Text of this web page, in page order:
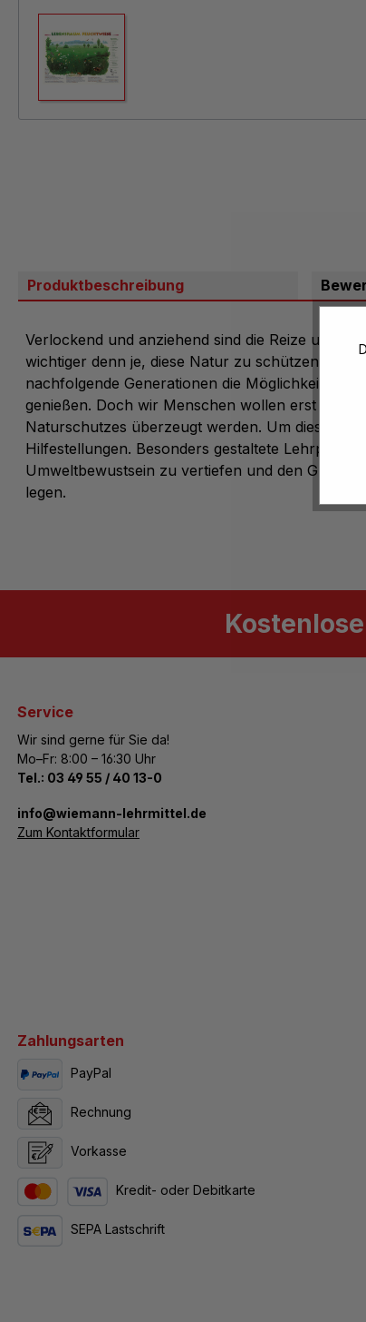
Produktbeschreibung
Verlockend und anziehend sind die Reize
wichtiger denn je, diese Natur zu schützen und
nachfolgende Generationen die Möglichkeit zu
genießen. Doch wir Menschen wollen erst einmal
Naturschutzes überzeugt werden. Um dies zu
Hilfestellungen. Besonders gestaltete Lehrpfade
Umweltbewustsein zu vertiefen und den
legen.
Service
Wir sind gerne für Sie da!
Mo–Fr: 8:00 – 16:30 Uhr
Tel.: 03 49 55 / 40 13-0
­info@wiemann-lehrmittel.de
Zum Kontaktformular
Zahlungsarten
PayPal
Rechnung
Vorkasse
Kredit- oder Debitkarte
SEPA Lastschrift